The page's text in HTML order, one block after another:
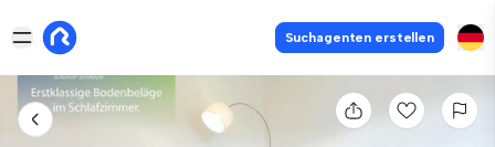
Suchagenten erstellen